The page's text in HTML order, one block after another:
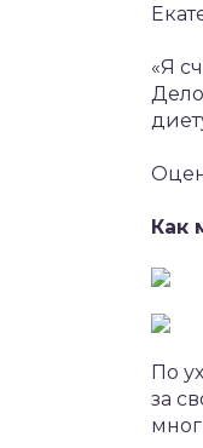
«Я
Как
По
за